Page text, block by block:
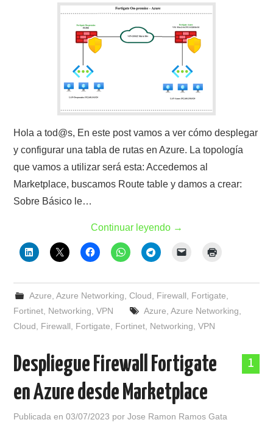
Hola a tod@s, En este post vamos a ver cómo desplegar
y configurar una tabla de rutas en Azure. La topología
que vamos a utilizar será esta: Accedemos al
Marketplace, buscamos Route table y damos a crear:
Sobre Básico le…
Continuar leyendo →
Azure Azure Networking Cloud Firewall Fortigate
Fortinet Networking ,VPN Azure Azure Networking
Cloud
Firewall Fortigate Fortinet Networking ,VPN
1
Despliegue Firewall Fortigate
en Azure desde Marketplace
Publicada en03/07/2023 porJose Ramon Ramos Gata